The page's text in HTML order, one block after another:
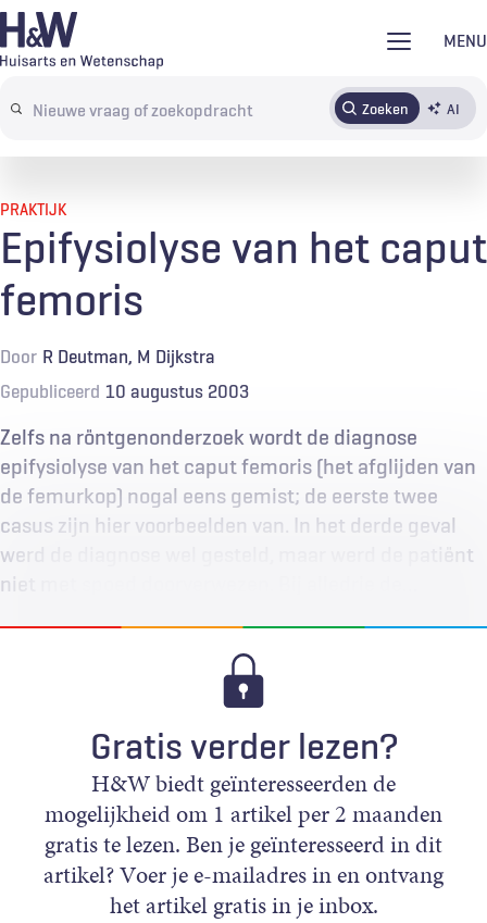
Overslaan
en
de
MENU
Search
terms
Zoeken AI
AbonnerenTijdschrift Inloggen
PRAKTIJK
Epifysiolyse van het caput
femoris
Door R Deutman M Dijkstra
Gepubliceerd 10 augustus 2003
Zelfs na röntgenonderzoek wordt de diagnose
epifysiolyse van het caput femoris (het afglijden van
de femurkop) nogal eens gemist; de eerste twee
casus zijn hier voorbeelden van. In het derde geval
werd de diagnose wel gesteld, maar werd de patiënt
niet met spoed doorverwezen. Bij alledrie de…
Gratis verder lezen?
H&W biedt geïnteresseerden de
mogelijkheid om 1 artikel per 2 maanden
gratis te lezen. Ben je geïnteresseerd in dit
artikel? Voer je e-mailadres in en ontvang
het artikel gratis in je inbox.